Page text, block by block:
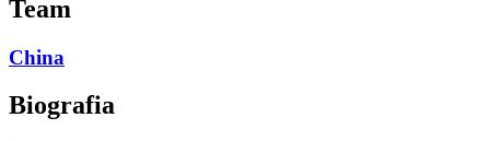
Team
China
Biografia